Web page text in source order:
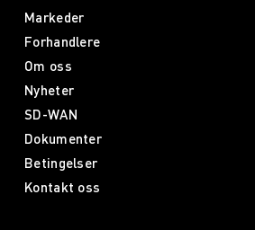
Markeder
Forhandlere
Om oss
Nyheter
SD-WAN
Dokumenter
Betingelser
Kontakt oss